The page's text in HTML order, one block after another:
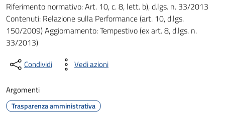
Riferimento normativo: Art. 10, c. 8, lett. b), d.lgs. n. 33/2013
Contenuti: Relazione sulla Performance (art. 10, d.lgs.
150/2009) Aggiornamento: Tempestivo (ex art. 8, d.lgs. n.
33/2013)
Condividi Vedi azioni
Argomenti
Trasparenza amministrativa